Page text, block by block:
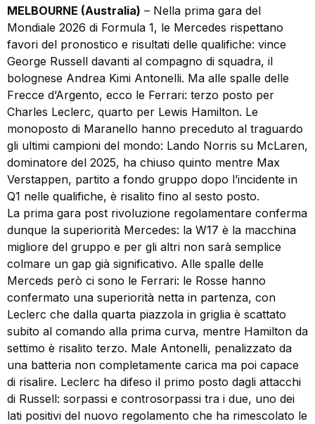
MELBOURNE (Australia) – Nella prima gara del
Mondiale 2026 di Formula 1, le Mercedes rispettano
favori del pronostico e risultati delle qualifiche: vince
George Russell davanti al compagno di squadra, il
bolognese Andrea Kimi Antonelli. Ma alle spalle delle
Frecce d’Argento, ecco le Ferrari: terzo posto per
Charles Leclerc, quarto per Lewis Hamilton. Le
monoposto di Maranello hanno preceduto al traguardo
gli ultimi campioni del mondo: Lando Norris su McLaren,
dominatore del 2025, ha chiuso quinto mentre Max
Verstappen, partito a fondo gruppo dopo l’incidente in
Q1 nelle qualifiche, è risalito fino al sesto posto.
La prima gara post rivoluzione regolamentare conferma
dunque la superiorità Mercedes: la W17 è la macchina
migliore del gruppo e per gli altri non sarà semplice
colmare un gap già significativo. Alle spalle delle
Merceds però ci sono le Ferrari: le Rosse hanno
confermato una superiorità netta in partenza, con
Leclerc che dalla quarta piazzola in griglia è scattato
subito al comando alla prima curva, mentre Hamilton da
settimo è risalito terzo. Male Antonelli, penalizzato da
una batteria non completamente carica ma poi capace
di risalire. Leclerc ha difeso il primo posto dagli attacchi
di Russell: sorpassi e controsorpassi tra i due, uno dei
lati positivi del nuovo regolamento che ha rimescolato le